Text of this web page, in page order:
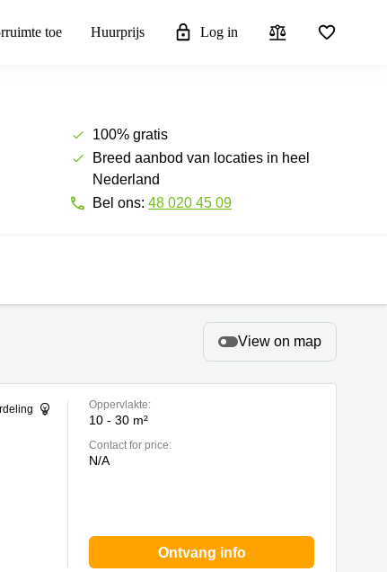
toe Huurprijs Log in
100% gratis
Breed aanbod van locaties in heel
Nederland
Bel ons: 48 020 45 09
View on map
Oppervlakte:
10 - 30 m²
Contact for price:
N/A
Ontvang info